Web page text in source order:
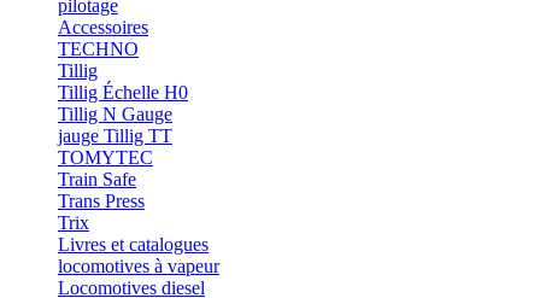
pilotage
Accessoires
TECHNO
Tillig
Tillig Échelle H0
Tillig N Gauge
jauge Tillig TT
TOMYTEC
Train Safe
Trans Press
Trix
Livres et catalogues
locomotives à vapeur
Locomotives diesel